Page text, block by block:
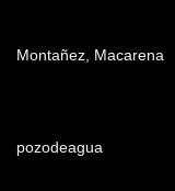
Montañez, Macarena
pozodeagua